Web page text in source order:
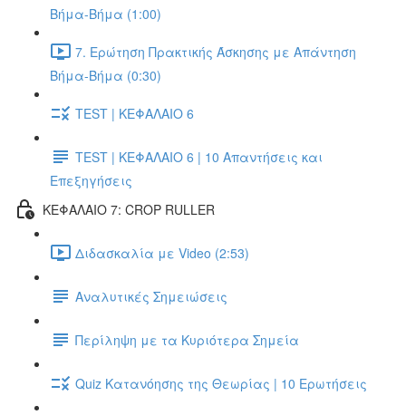
Βήμα-Βήμα (1:00)
7. Ερώτηση Πρακτικής Άσκησης με Απάντηση
Βήμα-Βήμα (0:30)
TEST | ΚΕΦΑΛΑΙΟ 6
TEST | ΚΕΦΑΛΑΙΟ 6 | 10 Απαντήσεις και
Επεξηγήσεις
ΚΕΦΑΛΑΙΟ 7: CROP RULLER
Διδασκαλία με Video (2:53)
Αναλυτικές Σημειώσεις
Περίληψη με τα Κυριότερα Σημεία
Quiz Κατανόησης της Θεωρίας | 10 Ερωτήσεις